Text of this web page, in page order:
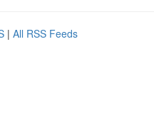
| All RSS Feeds